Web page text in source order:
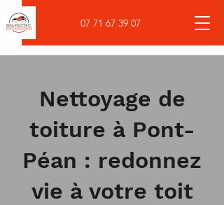
07 71 67 39 07
Nettoyage de
toiture à Pont-
Péan : redonnez
vie à votre toit